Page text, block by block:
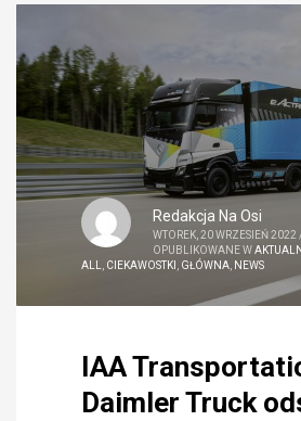
Redakcja Na Osi
WTOREK, 20 WRZESIEŃ 2022
OPUBLIKOWANE W
ALL, CIEKAWOSTKI , GŁÓWNA, NEWS
IAA
Daimler Truck